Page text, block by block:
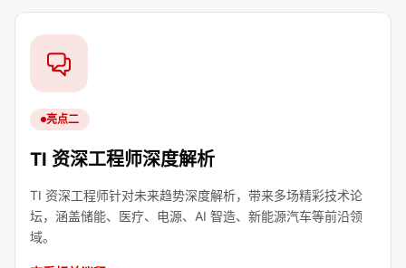
亮点二
TI 资深工程师深度解析
TI 资深工程师针对未来趋势深度解析，带来多场精彩技术论
坛，涵盖储能、医疗、电源、AI 智造、新能源汽车等前沿领
域。